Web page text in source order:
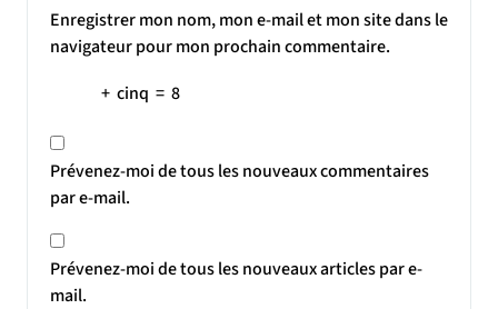
Enregistrer mon nom, mon e-mail et mon site dans le
navigateur pour mon prochain commentaire.
+ cinq = 8
Prévenez-moi de tous les nouveaux commentaires
par e-mail.
Prévenez-moi de tous les nouveaux articles par e-
mail.